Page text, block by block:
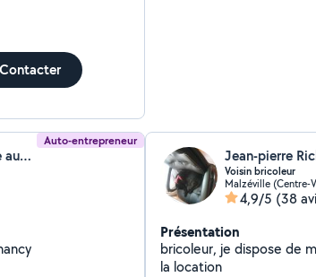
Contacter
Auto-entrepreneur
Justine Debuf (garderie aux poils) Jean-pierre
Voisin bricoleur
4,9/5 (38
Présentation
bricoleur, je dispose de
la location